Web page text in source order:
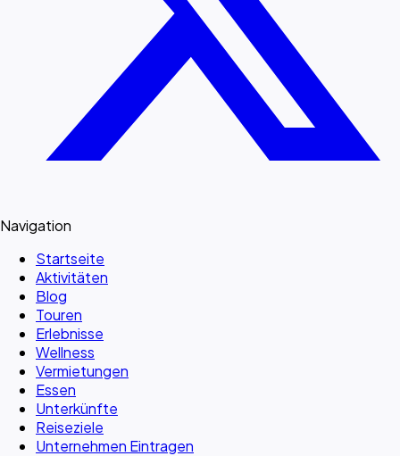
Navigation
Startseite
Aktivitäten
Blog
Touren
Erlebnisse
Wellness
Vermietungen
Essen
Unterkünfte
Reiseziele
Unternehmen Eintragen